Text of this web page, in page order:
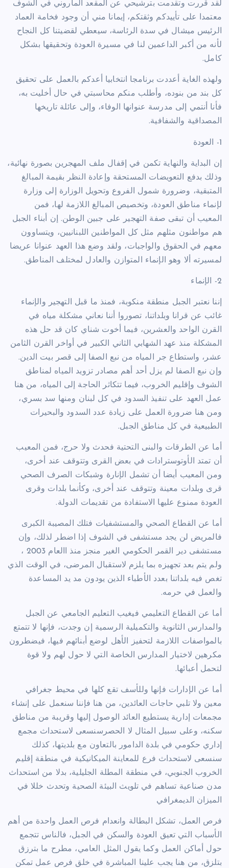
لقد قررت وتقدمت بترشيحي عن المقعد الماروني في الشوف
معتمدا على تأييدكم وثقتكم، إيمانا مني أن وجود فخامة العماد
الرئيس ميشال في سدة الرئاسة، سيعطي لقضيتنا كل النجاح
لأنه من أكبر الداعمين لنا في مسيرة العودة وتحقيقها بشكل
كامل.
ولهذه الغاية أعددت برنامجا انتخابيا أعدكم بالعمل على تحقيق
كل بند من بنوده، وأطلب منكم محاسبتي في حال أخليت به،
فأنا أنتمي إلى مدرسة عنوانها الوفاء، وإلى عائلة تاريخها
المصداقية والشفافية.
1- العودة
إن البداية والنهاية تكمن في إقفال ملف المهجرين بصورة نهائية،
وذلك بدفع التعويضات المستحقة وإعادة النظر بقيمة المبالغ
المتبقية، وضرورة شمول الفروع وتحويل الوزارة إلى وزارة
لإنماء مناطق العودة، وتخصيص المبالغ اللازمة لها، فمن
المعيب أن تبقى صفة التهجير على جبين الوطن. إن أبناء الجبل
هم مواطنون مثلهم مثل كل المواطنين اللبنانيين، ويتساوون
معهم في الحقوق والواجبات، ولقد وضع هذا العهد عنوانا عريضا
لمسيرته ألا وهو الإنماء المتوازن والعادل لمختلف المناطق.
2- الإنماء
إننا نعتبر الجبل منطقة منكوبة، فمنذ ما قبل التهجير والإنماء
غائب عن قرانا وبلداتنا، تصوروا أننا نعاني مشكلة مياه في
القرن الواحد والعشرين، فيما أخوت شناي كان قد حل هذه
المشكلة منذ عهد الشهابي الثاني الكبير في أواخر القرن الثامن
عشر، واستطاع جر المياه من نبع الصفا إلى قصر بيت الدين.
وإن نبع الصفا لم يزل أحد أهم مصادر تزويد المياه لمناطق
الشوف وإقليم الخروب، فيما تتكاثر الحاجة إلى المياه، من هنا
عمل العهد على تنفيذ السدود في كل لبنان ومنها سد بسري،
ومن هنا ضرورة العمل على زيادة عدد السدود والبحيرات
الطبيعية في كل مناطق الجبل.
أما عن الطرقات والبنى التحتية فحدث ولا حرج، فمن المعيب
أن تمتد الأوتوسترادات في بعض القرى وتتوقف عند أخرى،
ومن المعيب أيضا أن تشمل الإنارة وشبكات الصرف الصحي
قرى وبلدات معينة وتتوقف عند أخرى، وكأنما بلدات وقرى
العودة ممنوع عليها الاستفادة من تقديمات الدولة.
أما عن القطاع الصحي والمستشفيات فتلك المصيبة الكبرى
فالمريض لن يجد مستشفى في الشوف إذا اضطر لذلك، وإن
مستشفى دير القمر الحكومي الغير منجز منذ االعام 2003 ،
ولم يتم بعد تجهيزه بما يلزم لاستقبال المرضى، في الوقت الذي
تغص فيه بلداتنا بعدد الأطباء الذين يودون مد يد المساعدة
والعمل في حرمه.
أما عن القطاع التعليمي فيغيب التعليم الجامعي عن الجبل
والمدارس الثانوية والتكميلية الرسمية إن وجدت، فإنها لا تتمتع
بالمواصفات اللازمة لتحفيز الأهل لوضع أبنائهم فيها، فيضطرون
مكرهين لاختيار المدارس الخاصة التي لا حول لهم ولا قوة
لتحمل أعبائها.
أما عن الإدارات فإنها وللأسف تقع كلها في محيط جغرافي
معين ولا تلبي حاجات العائدين، من هنا فإننا سنعمل على إنشاء
مجمعات إدارية يستطيع العائد الوصول إليها وقريبة من مناطق
سكنه، وعلى سبيل المثال لا الحصرسنسعى لاستحداث مجمع
إداري حكومي في بلدة الدامور بالتعاون مع بلديتها، كذلك
سنسعى لاستحداث فرع للمعاينة الميكانيكية في منطقة إقليم
الخروب الجنوبي، في منطقة المطلة الجليلية، بدلا من استحداث
مدن صناعية تساهم في تلويث البيئة الصحية وتحدث خللا في
الميزان الديمغرافي
فرص العمل، تشكل البطالة وانعدام فرص العمل واحدة من أهم
الأسباب التي تعيق العودة والسكن في الجبل، فالناس تتجمع
حول أماكن العمل وكما يقول المثل العامي، مطرح ما بترزق
بتلزق، من هنا يجب علينا المباشرة في خلق فرص عمل تمكن